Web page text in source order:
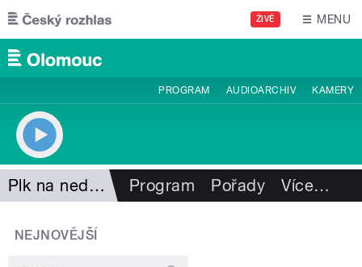
Přejít k hlavnímu obsahu
ŽIVĚ MENU
PROGRAM AUDIOARCHIV KAMERY
Plk na nedělo Program Pořady Více…
NEJNOVĚJŠÍ